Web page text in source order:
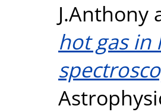
J.Anthony
hot gas in